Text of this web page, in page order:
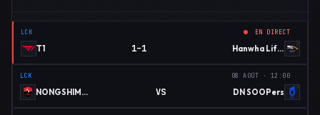
LCK EN DIRECT
T1 1–1 Hanwha Life Esports
LCK 08 AOÛT · 12:00
NONGSHIM RED FORCE VS DN SOOPers